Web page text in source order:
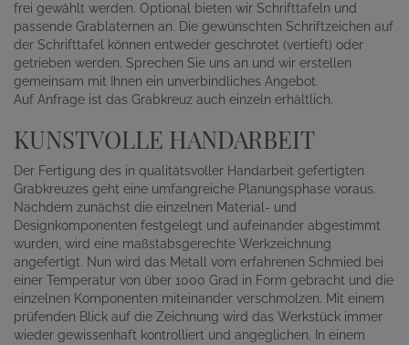
frei gewählt werden. Optional bieten wir Schrifttafeln und
passende Grablaternen an. Die gewünschten Schriftzeichen auf
der Schrifttafel können entweder geschrotet (vertieft) oder
getrieben werden. Sprechen Sie uns an und wir erstellen
gemeinsam mit Ihnen ein unverbindliches Angebot.
Auf Anfrage ist das Grabkreuz auch einzeln erhältlich.
KUNSTVOLLE HANDARBEIT
Der Fertigung des in qualitätsvoller Handarbeit gefertigten
Grabkreuzes geht eine umfangreiche Planungsphase voraus.
Nachdem zunächst die einzelnen Material- und
Designkomponenten festgelegt und aufeinander abgestimmt
wurden, wird eine maßstabsgerechte Werkzeichnung
angefertigt. Nun wird das Metall vom erfahrenen Schmied bei
einer Temperatur von über 1000 Grad in Form gebracht und die
einzelnen Komponenten miteinander verschmolzen. Mit einem
prüfenden Blick auf die Zeichnung wird das Werkstück immer
wieder gewissenhaft kontrolliert und angeglichen. In einem